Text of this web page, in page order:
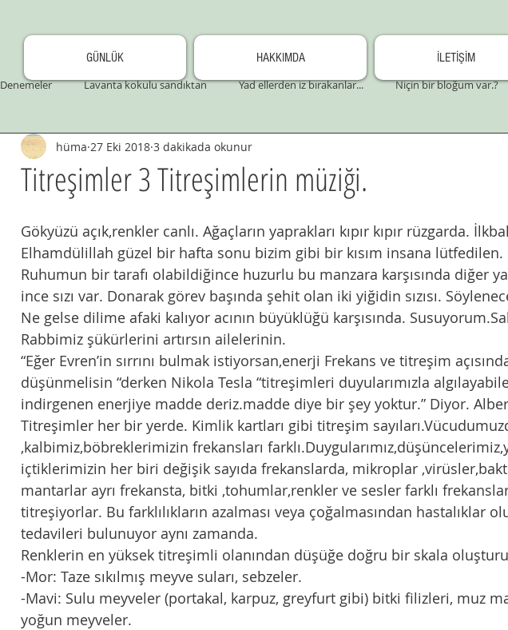
GÜNLÜK HAKKIMDA
İLETİŞİM
Denemeler Lavanta kokulu sandıktan Yad ellerden iz bırakanlar... Niçin bir bloğum var.?
Titreşimler 3 Titreşimlerin müziği.
hüma 27 Eki 2018 3 dakikada okunur
Gökyüzü açık,renkler canlı. Ağaçların yaprakları kıpır kıpır rüzgarda.
Elhamdülillah güzel bir hafta sonu bizim gibi bir kısım insana lütfedilen.
Ruhumun bir tarafı olabildiğince huzurlu bu manzara karşısında diğer
ince sızı var. Donarak görev başında şehit olan iki yiğidin sızısı.
Ne gelse dilime afaki kalıyor acının büyüklüğü karşısında.
Rabbimiz şükürlerini artırsın ailelerinin.
“Eğer Evren’in sırrını bulmak istiyorsan,enerji Frekans ve titreşim
düşünmelisin “derken Nikola Tesla “titreşimleri duyularımızla
indirgenen enerjiye madde deriz.madde diye bir şey yoktur.” Diyor.
Titreşimler her bir yerde. Kimlik kartları gibi titreşim
,kalbimiz,böbreklerimizin frekansları
içtiklerimizin her biri değişik sayıda frekanslarda, mikroplar
mantarlar ayrı frekansta, bitki ,tohumlar,renkler ve sesler farklı
titreşiyorlar. Bu farklılıkların azalması veya çoğalmasından hastalıklar
tedavileri bulunuyor aynı zamanda.
Renklerin en yüksek titreşimli olanından düşüğe doğru bir skala
-Mor: Taze sıkılmış meyve suları, sebzeler.
-Mavi: Sulu meyveler (portakal, karpuz, greyfurt gibi) bitki filizleri, muz
yoğun meyveler.